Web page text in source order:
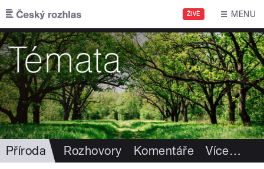
Přejít k hlavnímu obsahu
ŽIVĚ MENU
Příroda Rozhovory Komentáře Více…